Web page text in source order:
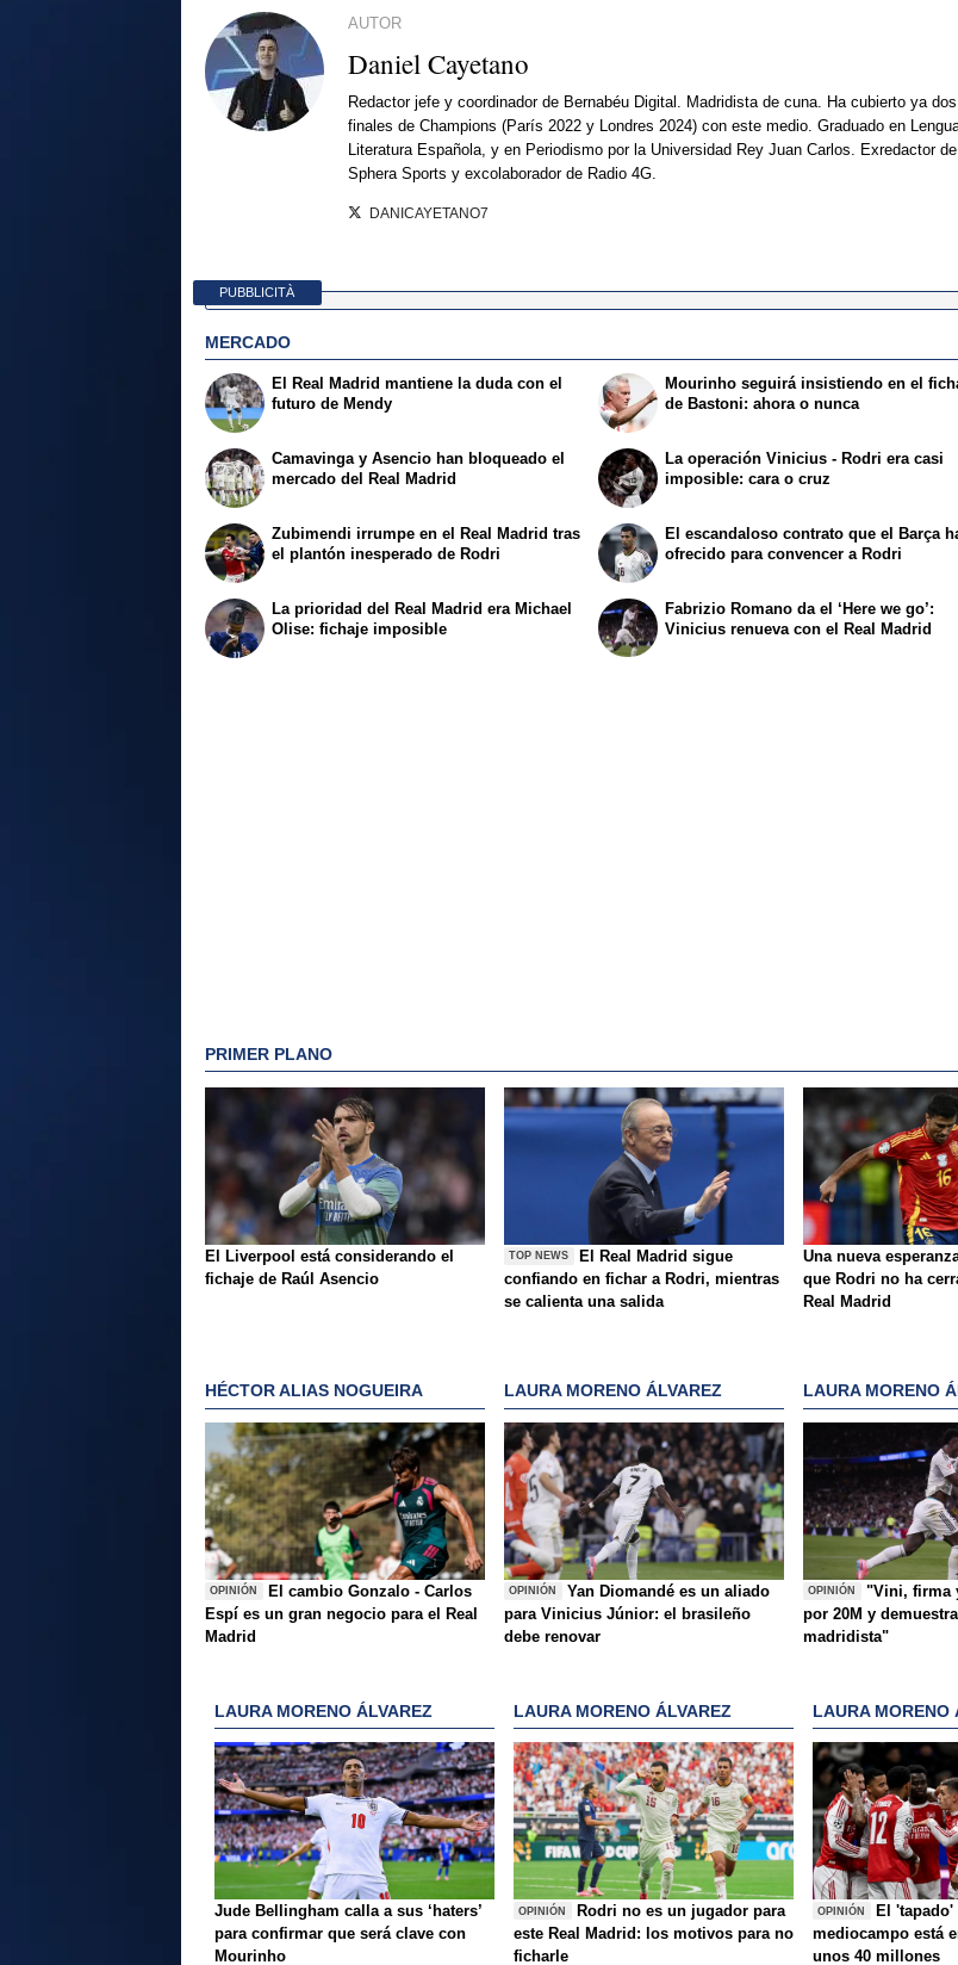
AUTOR
Daniel Cayetano
Redactor jefe y coordinador de Bernabéu Digital. Madridista de cuna. Ha cubierto ya dos
finales de Champions (París 2022 y Londres 2024) con este medio. Graduado en
Literatura Española, y en Periodismo por la Universidad Rey Juan Carlos. Exredactor de
Sphera Sports y excolaborador de Radio 4G.
DANICAYETANO7
PUBBLICITÀ
MERCADO
El Real Madrid mantiene la duda con el
futuro de Mendy
Camavinga y Asencio han bloqueado el
mercado del Real Madrid
Mourinho seguirá insistiendo en el
de Bastoni: ahora o nunca
La operación Vinicius - Rodri era casi
imposible: cara o cruz
Zubimendi irrumpe en el Real Madrid tras
el plantón inesperado de Rodri
La prioridad del Real Madrid era Michael
Olise: fichaje imposible
El escandaloso contrato que el Barça
ofrecido para convencer a Rodri
Fabrizio Romano da el ‘Here we go’:
Vinicius renueva con el Real Madrid
PRIMER PLANO
El Liverpool está considerando el
fichaje de Raúl Asencio
TOP NEWS
El Real Madrid sigue
confiando en fichar a Rodri, mientras
se calienta una salida
Una nueva
que Rodri no ha
Real Madrid
HÉCTOR ALIAS NOGUEIRA
OPINIÓN
El cambio Gonzalo - Carlos
Espí es un gran negocio para el Real
Madrid
LAURA MORENO ÁLVAREZ
OPINIÓN
Yan Diomandé es un aliado
para Vinicius Júnior: el brasileño
debe renovar
LAURA MORENO
OPINIÓN
"Vini, firma
por 20M y
madridista"
LAURA MORENO ÁLVAREZ
Jude Bellingham calla a sus ‘haters’
para confirmar que será clave con
Mourinho
LAURA MORENO ÁLVAREZ
OPINIÓN
Rodri no es un jugador para
este Real Madrid: los motivos para no
ficharle
LAURA MORENO
OPINIÓN
El 'tapado'
mediocampo está
unos 40 millones